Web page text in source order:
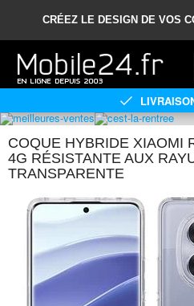
CRÉEZ LE DESIGN DE VOS
COQUE HYBRIDE XIAOMI
4G RÉSISTANTE AUX
TRANSPARENTE